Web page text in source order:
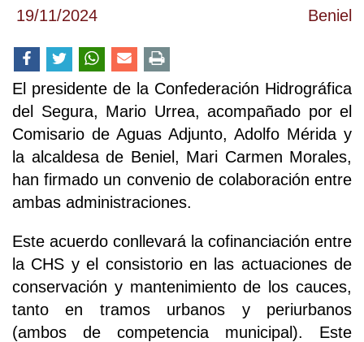
19/11/2024 Beniel
El presidente de la Confederación Hidrográfica
del Segura, Mario Urrea, acompañado por el
Comisario de Aguas Adjunto, Adolfo Mérida y
la alcaldesa de Beniel, Mari Carmen Morales,
han firmado un convenio de colaboración entre
ambas administraciones.
Este acuerdo conllevará la cofinanciación entre
la CHS y el consistorio en las actuaciones de
conservación y mantenimiento de los cauces,
tanto en tramos urbanos y periurbanos
(ambos de competencia municipal). Este